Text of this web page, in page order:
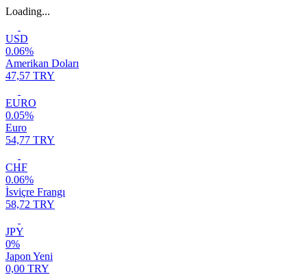
Loading...
USD
0.06%
Amerikan Doları
47,57 TRY
EURO
0.05%
Euro
54,77 TRY
CHF
0.06%
İsviçre Frangı
58,72 TRY
JPY
0%
Japon Yeni
0,00 TRY